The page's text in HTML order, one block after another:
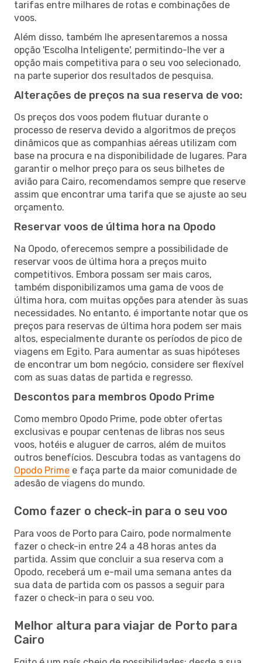
tarifas entre milhares de rotas e combinações de
voos.
Além disso, também lhe apresentaremos a nossa
opção 'Escolha Inteligente', permitindo-lhe ver a
opção mais competitiva para o seu voo selecionado,
na parte superior dos resultados de pesquisa.
Alterações de preços na sua reserva de voo:
Os preços dos voos podem flutuar durante o
processo de reserva devido a algoritmos de preços
dinâmicos que as companhias aéreas utilizam com
base na procura e na disponibilidade de lugares. Para
garantir o melhor preço para os seus bilhetes de
avião para Cairo, recomendamos sempre que reserve
assim que encontrar uma tarifa que se ajuste ao seu
orçamento.
Reservar voos de última hora na Opodo
Na Opodo, oferecemos sempre a possibilidade de
reservar voos de última hora a preços muito
competitivos. Embora possam ser mais caros,
também disponibilizamos uma gama de voos de
última hora, com muitas opções para atender às suas
necessidades. No entanto, é importante notar que os
preços para reservas de última hora podem ser mais
altos, especialmente durante os períodos de pico de
viagens em Egito. Para aumentar as suas hipóteses
de encontrar um bom negócio, considere ser flexível
com as suas datas de partida e regresso.
Descontos para membros Opodo Prime
Como membro Opodo Prime, pode obter ofertas
exclusivas e poupar centenas de libras nos seus
voos, hotéis e aluguer de carros, além de muitos
outros benefícios. Descubra todas as vantagens do
Opodo Prime e faça parte da maior comunidade de
adesão de viagens do mundo.
Como fazer o check-in para o seu voo
Para voos de Porto para Cairo, pode normalmente
fazer o check-in entre 24 a 48 horas antes da
partida. Assim que concluir a sua reserva com a
Opodo, receberá um e-mail uma semana antes da
sua data de partida com os passos a seguir para
fazer o check-in para o seu voo.
Melhor altura para viajar de Porto para
Cairo